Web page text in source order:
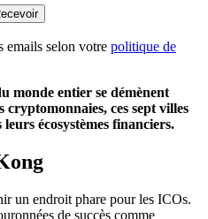
emails selon votre politique de
monde entier se démènent
ces sept villes
écosystèmes financiers.
un endroit phare pour les ICOs.
de succès comme